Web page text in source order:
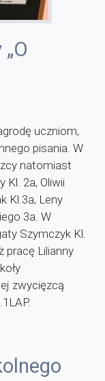
uczniom,
pisania. W
natomiast
Kl. 2a, Oliwii
Kl.3a, Leny
3a. W
Szymczyk Kl.
pracę Lilianny
zwycięzcą